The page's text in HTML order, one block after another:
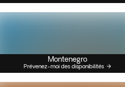
Montenegro
Prévenez-moi des disponibilités